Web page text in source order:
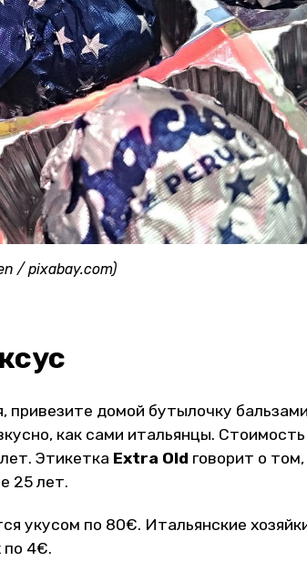
/ pixabay.com)
привезите домой бутылочку
как сами итальянцы.
Этикетка Extra Old говорит о
25 лет.
укусом по 80€. Итальянские
по 4€.